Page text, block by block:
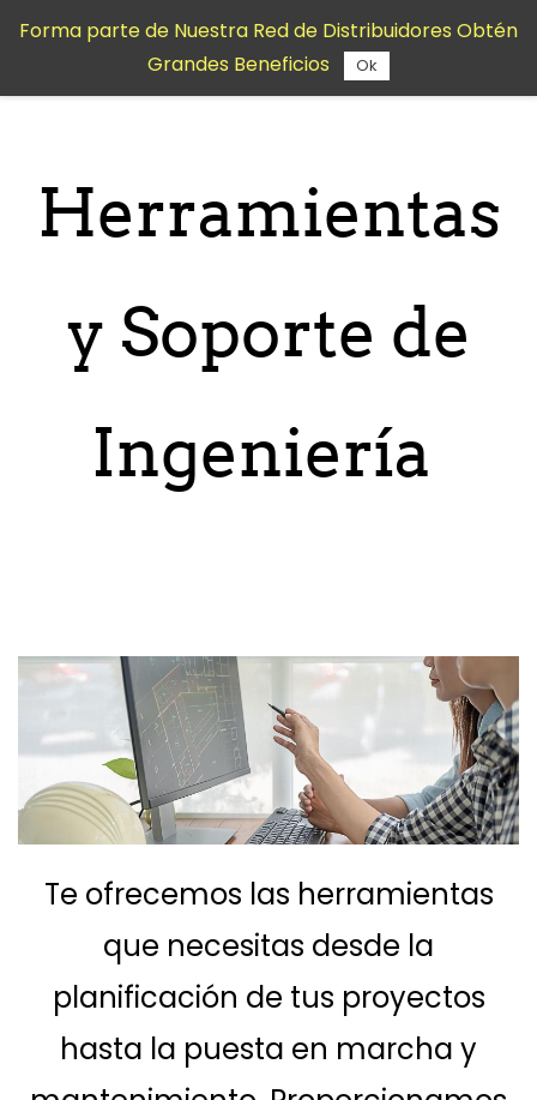
contenido
Herramientas
y Soporte de
Ingeniería
Te ofrecemos las herramientas
que necesitas desde la
planificación de tus proyectos
hasta la puesta en marcha y
Forma parte de Nuestra Red de Distribuidores Obtén
Grandes Beneficios
Ok